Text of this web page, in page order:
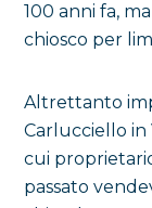
100 anni fa,
chiosco per
Altrettanto
Carlucciello in
cui
passato